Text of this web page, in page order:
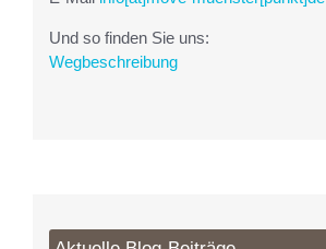
Und so finden Sie uns:
Wegbeschreibung